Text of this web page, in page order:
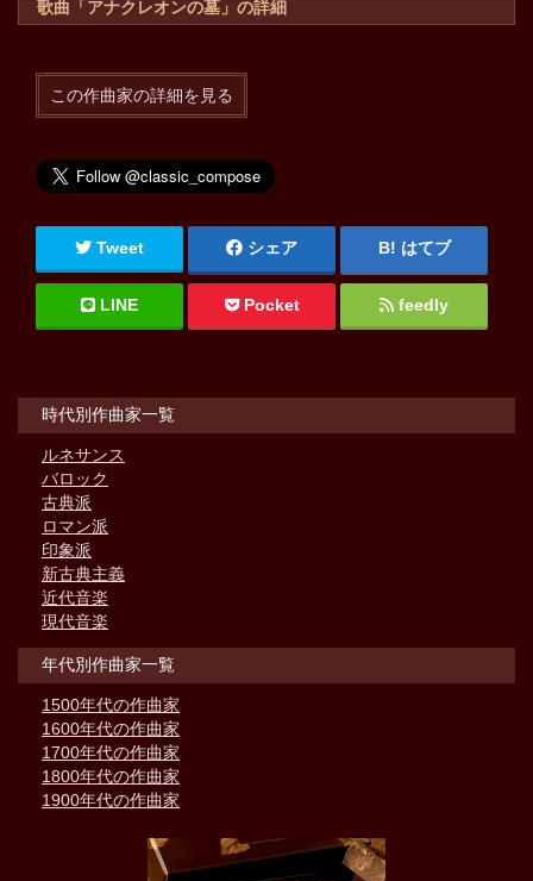
歌曲「アナクレオンの墓」の詳細
この作曲家の詳細を見る
Tweet シェア はてブ
LINE Pocket feedly
時代別作曲家一覧
ルネサンス
バロック
古典派
ロマン派
印象派
新古典主義
近代音楽
現代音楽
年代別作曲家一覧
1500年代の作曲家
1600年代の作曲家
1700年代の作曲家
1800年代の作曲家
1900年代の作曲家